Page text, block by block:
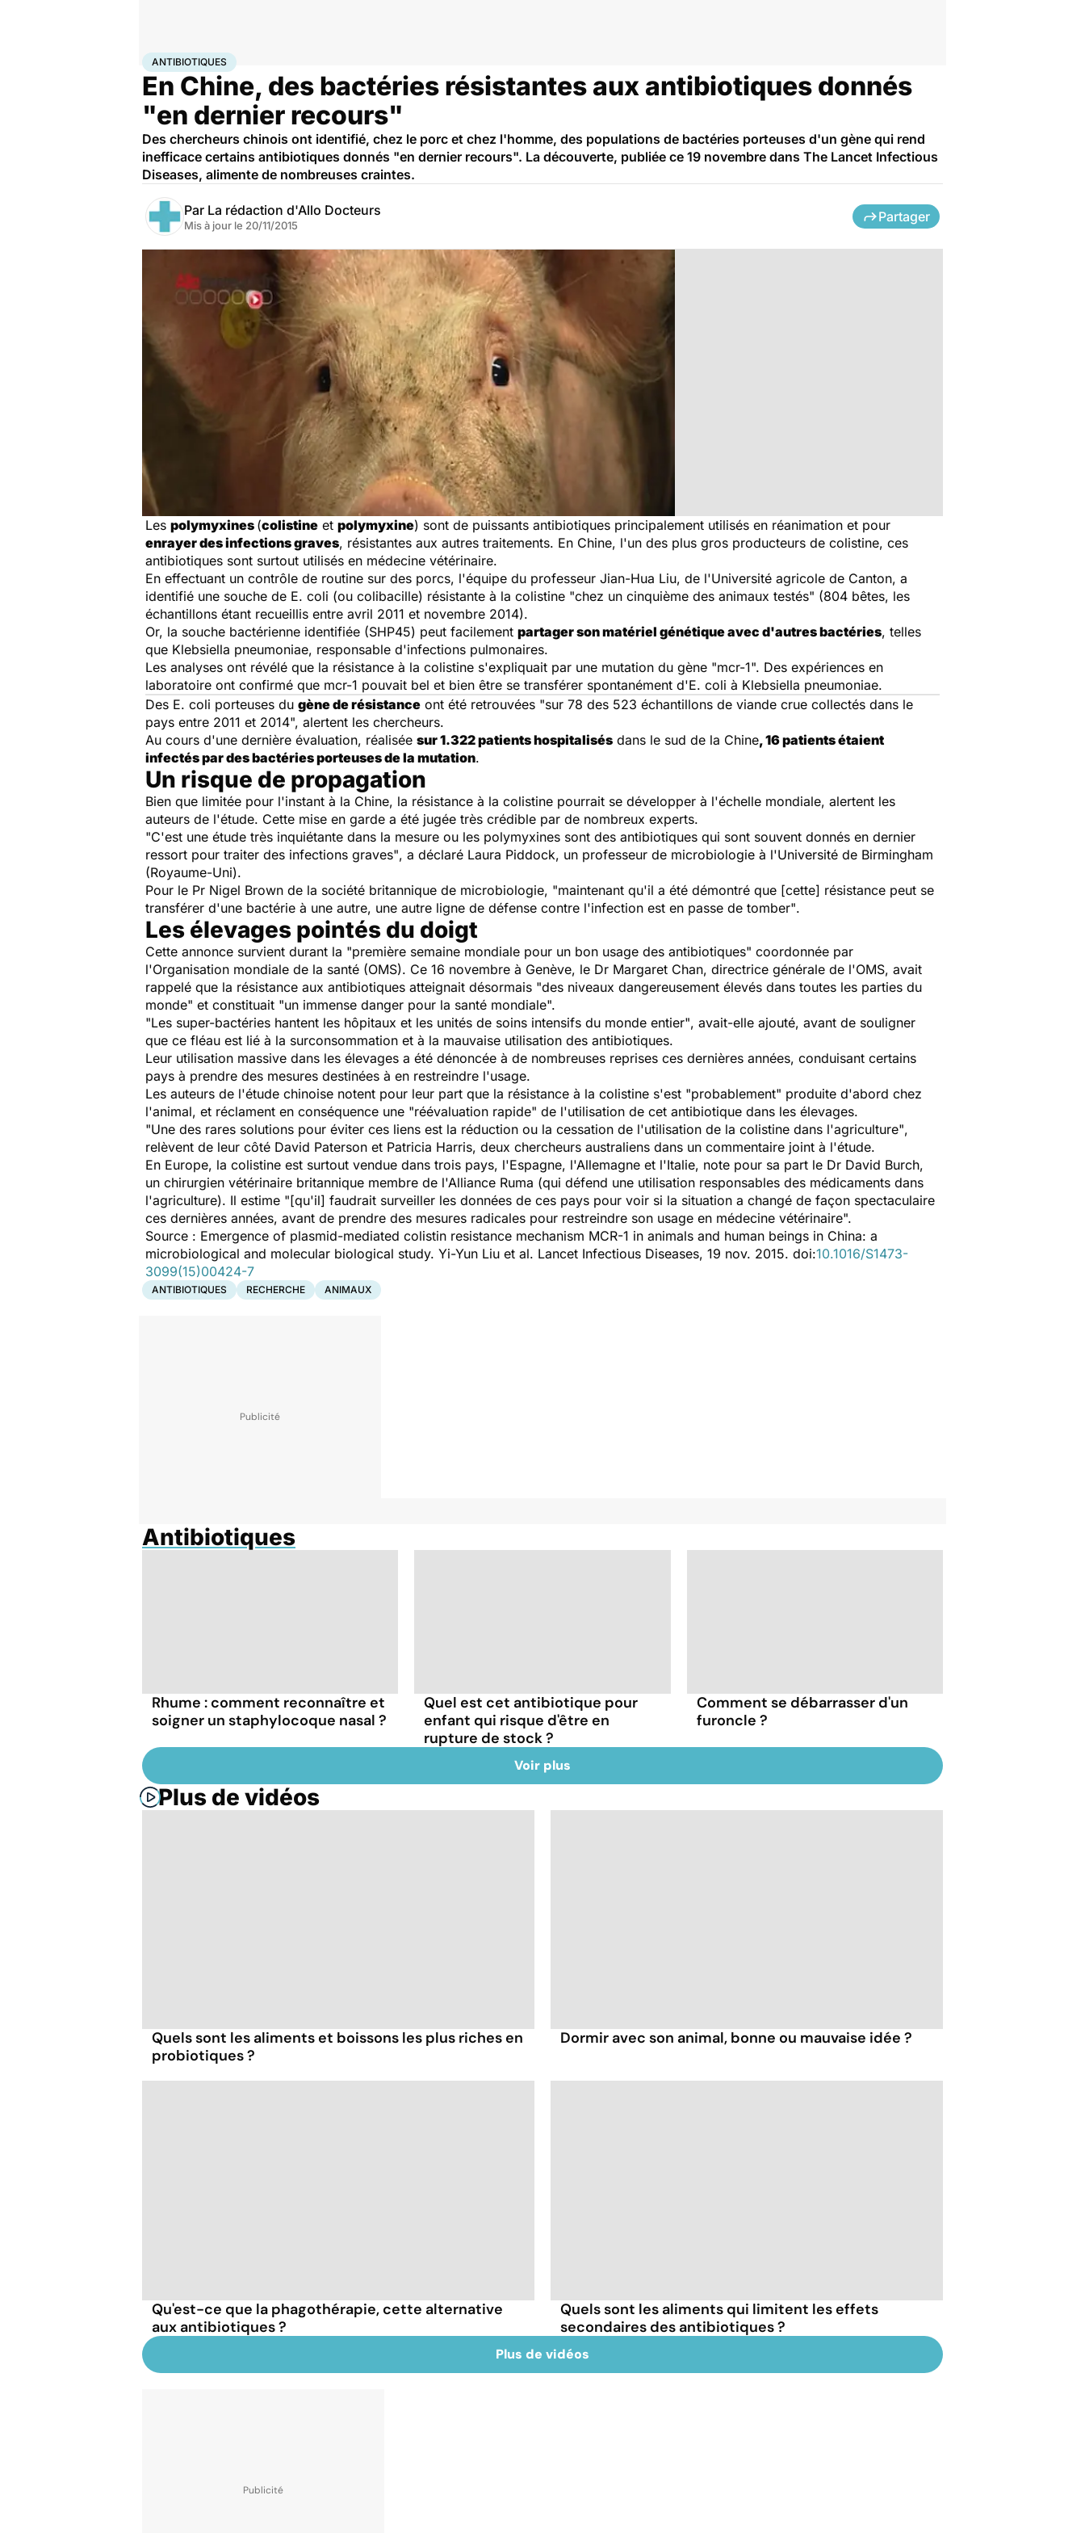
AccueilSantéMaladies
ANTIBIOTIQUES
En Chine, des bactéries résistantes aux antibiotiques donnés
"en dernier recours"
Des chercheurs chinois ont identifié, chez le porc et chez l'homme, des populations de bactéries porteuses d'un gène qui rend
inefficace certains antibiotiques donnés "en dernier recours". La découverte, publiée ce 19 novembre dans The Lancet Infectious
Diseases, alimente de nombreuses craintes.
Par La rédaction d'Allo Docteurs
Mis à jour le 20/11/2015
Partager
Les polymyxines (colistine et polymyxine) sont de puissants antibiotiques principalement utilisés en réanimation et pour
enrayer des infections graves, résistantes aux autres traitements. En Chine, l'un des plus gros producteurs de colistine, ces
antibiotiques sont surtout utilisés en médecine vétérinaire.
En effectuant un contrôle de routine sur des porcs, l'équipe du professeur Jian-Hua Liu, de l'Université agricole de Canton, a
identifié une souche de E. coli (ou colibacille) résistante à la colistine "chez un cinquième des animaux testés" (804 bêtes, les
échantillons étant recueillis entre avril 2011 et novembre 2014).
Or, la souche bactérienne identifiée (SHP45) peut facilement partager son matériel génétique avec d'autres bactéries, telles
que Klebsiella pneumoniae, responsable d'infections pulmonaires.
Les analyses ont révélé que la résistance à la colistine s'expliquait par une mutation du gène "mcr-1". Des expériences en
laboratoire ont confirmé que mcr-1 pouvait bel et bien être se transférer spontanément d'E. coli à Klebsiella pneumoniae.
Des E. coli porteuses du gène de résistance ont été retrouvées "sur 78 des 523 échantillons de viande crue collectés dans le
pays entre 2011 et 2014", alertent les chercheurs.
Au cours d'une dernière évaluation, réalisée sur 1.322 patients hospitalisés dans le sud de la Chine, 16 patients étaient
infectés par des bactéries porteuses de la mutation.
Un risque de propagation
Bien que limitée pour l'instant à la Chine, la résistance à la colistine pourrait se développer à l'échelle mondiale, alertent les
auteurs de l'étude. Cette mise en garde a été jugée très crédible par de nombreux experts.
"C'est une étude très inquiétante dans la mesure ou les polymyxines sont des antibiotiques qui sont souvent donnés en dernier
ressort pour traiter des infections graves", a déclaré Laura Piddock, un professeur de microbiologie à l'Université de Birmingham
(Royaume-Uni).
Pour le Pr Nigel Brown de la société britannique de microbiologie, "maintenant qu'il a été démontré que [cette] résistance peut se
transférer d'une bactérie à une autre, une autre ligne de défense contre l'infection est en passe de tomber".
Les élevages pointés du doigt
Cette annonce survient durant la "première semaine mondiale pour un bon usage des antibiotiques" coordonnée par
l'Organisation mondiale de la santé (OMS). Ce 16 novembre à Genève, le Dr Margaret Chan, directrice générale de l'OMS, avait
rappelé que la résistance aux antibiotiques atteignait désormais "des niveaux dangereusement élevés dans toutes les parties du
monde" et constituait "un immense danger pour la santé mondiale".
"Les super-bactéries hantent les hôpitaux et les unités de soins intensifs du monde entier", avait-elle ajouté, avant de souligner
que ce fléau est lié à la surconsommation et à la mauvaise utilisation des antibiotiques.
Leur utilisation massive dans les élevages a été dénoncée à de nombreuses reprises ces dernières années, conduisant certains
pays à prendre des mesures destinées à en restreindre l'usage.
Les auteurs de l'étude chinoise notent pour leur part que la résistance à la colistine s'est "probablement" produite d'abord chez
l'animal, et réclament en conséquence une "réévaluation rapide" de l'utilisation de cet antibiotique dans les élevages.
"Une des rares solutions pour éviter ces liens est la réduction ou la cessation de l'utilisation de la colistine dans l'agriculture",
relèvent de leur côté David Paterson et Patricia Harris, deux chercheurs australiens dans un commentaire joint à l'étude.
En Europe, la colistine est surtout vendue dans trois pays, l'Espagne, l'Allemagne et l'Italie, note pour sa part le Dr David Burch,
un chirurgien vétérinaire britannique membre de l'Alliance Ruma (qui défend une utilisation responsables des médicaments dans
l'agriculture). Il estime "[qu'il] faudrait surveiller les données de ces pays pour voir si la situation a changé de façon spectaculaire
ces dernières années, avant de prendre des mesures radicales pour restreindre son usage en médecine vétérinaire".
Source : Emergence of plasmid-mediated colistin resistance mechanism MCR-1 in animals and human beings in China: a
microbiological and molecular biological study. Yi-Yun Liu et al. Lancet Infectious Diseases, 19 nov. 2015. doi:10.1016/S1473-
3099(15)00424-7
ANTIBIOTIQUES RECHERCHE ANIMAUX
Antibiotiques
Rhume : comment reconnaître et
soigner un staphylocoque nasal ?
Quel est cet antibiotique pour
enfant qui risque d'être en
rupture de stock ?
Comment se débarrasser d'un
furoncle ?
Voir plus
Plus de vidéos
Quels sont les aliments et boissons les plus riches en
probiotiques ?
Dormir avec son animal, bonne ou mauvaise idée ?
Qu'est-ce que la phagothérapie, cette alternative
aux antibiotiques ?
Quels sont les aliments qui limitent les effets
secondaires des antibiotiques ?
Plus de vidéos